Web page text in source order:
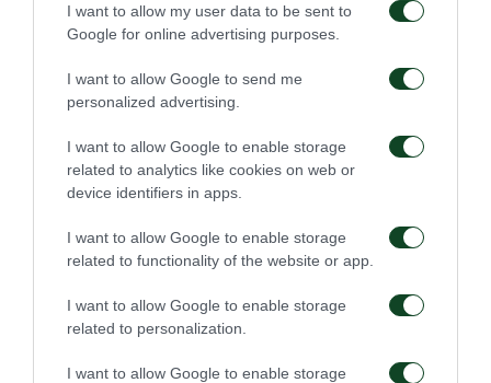
I want to allow my user data to be sent to
Google for online advertising purposes.
I want to allow Google to send me
personalized advertising.
I want to allow Google to enable storage
related to analytics like cookies on web or
device identifiers in apps.
I want to allow Google to enable storage
related to functionality of the website or app.
I want to allow Google to enable storage
related to personalization.
I want to allow Google to enable storage
οικοδεσπότη τον αρχιπροπονητής Γιάννης Αϊδινιώτη.
Η επίσκεψη ολοκληρώθηκε με την επίσκεψη στο
κλειστό “Παύλος Γιαννακόπουλος”, όπου ο
Πρόεδρος του Π.Α.Ο. κ. Μιχαλαριάς μαζί με τον κ.
Τάσο Στεφάνου -παλαίμαχο αθλητή του μπάσκετ και
πρώην γενικό διευθυντή της ΚΑΕ Παναθηναϊκός-,
μίλησαν για τη σπάνια ιστορία του γηπέδου.
Παρακολουθείστε τοvideoαπό την περιήγηση